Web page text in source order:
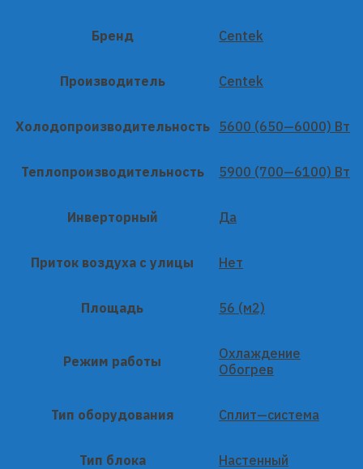
Бренд Centek
Производитель Centek
Холодопроизводительность 5600 (650—6000) Вт
Теплопроизводительность 5900 (700—6100) Вт
Инверторный Да
Приток воздуха с улицы Нет
Площадь 56 (м2)
Режим работы
Охлаждение
Обогрев
Тип оборудования Сплит—система
Тип блока Настенный